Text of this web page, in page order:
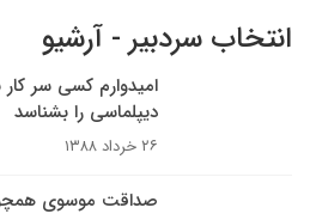
انتخاب سردبیر - آرشیو
امیدوارم کسی سر
دیپلماسی را بشناسد
۲۶ خرداد ۱۳۸۸
صداقت موسوی